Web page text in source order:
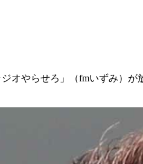
オやらせろ」（fmいずみ）